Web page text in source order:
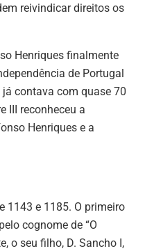
reivindicar direitos os
Henriques finalmente
de Portugal
contava com quase 70
III reconheceu a
Henriques e a
1143 e 1185. O primeiro
cognome de “O
o seu filho, D. Sancho I,